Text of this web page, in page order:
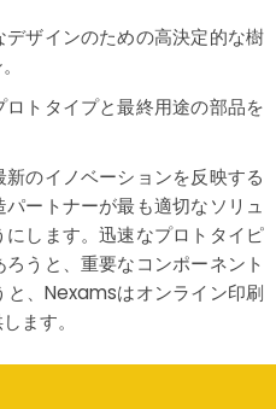
ザインのための高決定的な樹
トタイプと最終用途の部品を
のイノベーションを反映する
ートナーが最も適切なソリュ
します。迅速なプロトタイピ
うと、重要なコンポーネント
と、Nexamsはオンライン印刷
ます。